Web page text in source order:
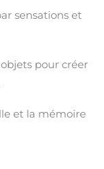
sensations et
pour créer
et la mémoire